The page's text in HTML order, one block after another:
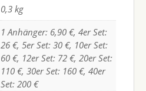
0,3 kg
1 Anhänger: 6,90 €, 4er Set:
26 €, 5er Set: 30 €, 10er Set:
60 €, 12er Set: 72 €, 20er Set:
110 €, 30er Set: 160 €, 40er
Set: 200 €